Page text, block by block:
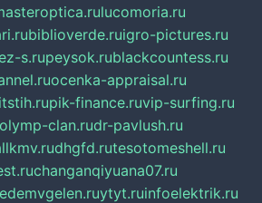
lucomoria.ru
biblioverde.ruigro-pictures.ru
s.rupeysok.rublackcountess.ru
ocenka-appraisal.ru
pik-finance.ruvip-surfing.ru
olymp-clan.rudr-pavlush.ru
dhgfd.rutesotomeshell.ru
changanqiyuana07.ru
edemvgelen.ruytyt.ruinfoelektrik.ru